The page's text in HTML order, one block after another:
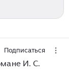
Подписаться
И. С.